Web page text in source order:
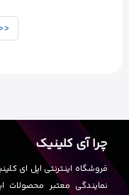
چرا آی کلینیک
فروشگاه اینترنتی اپل ای
نمایندگی معتبر محصولات